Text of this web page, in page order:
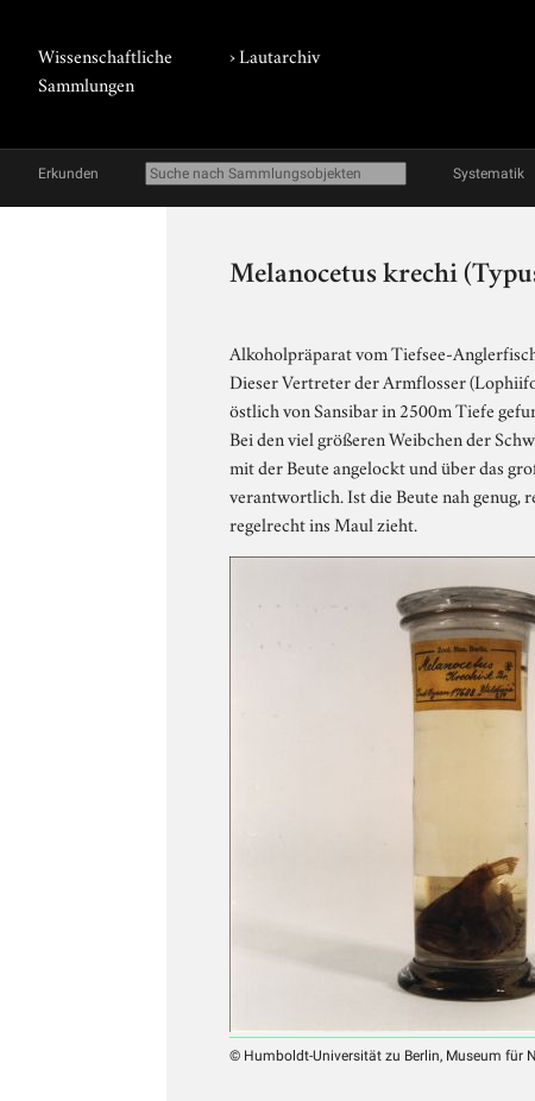
Wissenschaftliche
Sammlungen
›Lautarchiv
Erkunden Systematik
Melanocetus krechi
Alkoholpräparat vom Tiefsee-
Dieser Vertreter der Armflosser
östlich von Sansibar in 2500m Tiefe
Bei den viel größeren Weibchen der
mit der Beute angelockt und über das
verantwortlich. Ist die Beute nah genug,
regelrecht ins Maul zieht.
© Humboldt-Universität zu Berlin, Museum für